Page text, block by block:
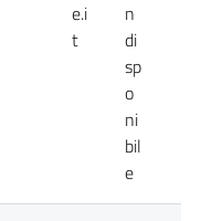
e.i
t
n
di
sp
o
ni
bil
e